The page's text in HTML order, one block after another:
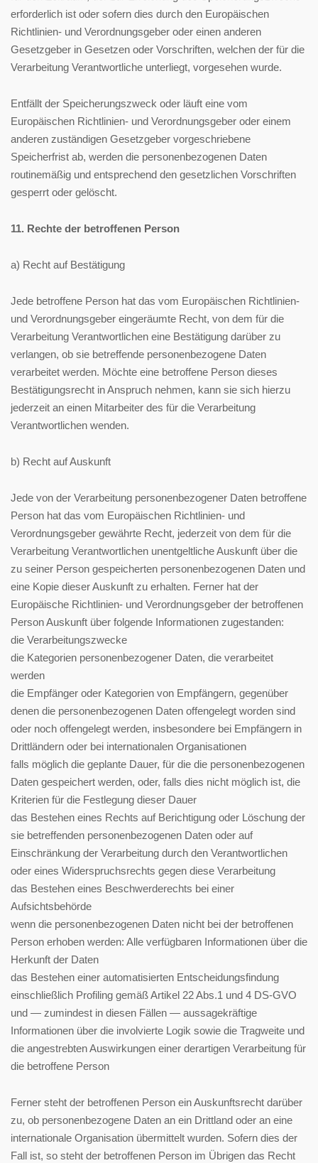
erforderlich ist oder sofern dies durch den Europäischen
Richtlinien- und Verordnungsgeber oder einen anderen
Gesetzgeber in Gesetzen oder Vorschriften, welchen der für die
Verarbeitung Verantwortliche unterliegt, vorgesehen wurde.
Entfällt der Speicherungszweck oder läuft eine vom
Europäischen Richtlinien- und Verordnungsgeber oder einem
anderen zuständigen Gesetzgeber vorgeschriebene
Speicherfrist ab, werden die personenbezogenen Daten
routinemäßig und entsprechend den gesetzlichen Vorschriften
gesperrt oder gelöscht.
11. Rechte der betroffenen Person
a) Recht auf Bestätigung
Jede betroffene Person hat das vom Europäischen Richtlinien-
und Verordnungsgeber eingeräumte Recht, von dem für die
Verarbeitung Verantwortlichen eine Bestätigung darüber zu
verlangen, ob sie betreffende personenbezogene Daten
verarbeitet werden. Möchte eine betroffene Person dieses
Bestätigungsrecht in Anspruch nehmen, kann sie sich hierzu
jederzeit an einen Mitarbeiter des für die Verarbeitung
Verantwortlichen wenden.
b) Recht auf Auskunft
Jede von der Verarbeitung personenbezogener Daten betroffene
Person hat das vom Europäischen Richtlinien- und
Verordnungsgeber gewährte Recht, jederzeit von dem für die
Verarbeitung Verantwortlichen unentgeltliche Auskunft über die
zu seiner Person gespeicherten personenbezogenen Daten und
eine Kopie dieser Auskunft zu erhalten. Ferner hat der
Europäische Richtlinien- und Verordnungsgeber der betroffenen
Person Auskunft über folgende Informationen zugestanden:
die Verarbeitungszwecke
die Kategorien personenbezogener Daten, die verarbeitet
werden
die Empfänger oder Kategorien von Empfängern, gegenüber
denen die personenbezogenen Daten offengelegt worden sind
oder noch offengelegt werden, insbesondere bei Empfängern in
Drittländern oder bei internationalen Organisationen
falls möglich die geplante Dauer, für die die personenbezogenen
Daten gespeichert werden, oder, falls dies nicht möglich ist, die
Kriterien für die Festlegung dieser Dauer
das Bestehen eines Rechts auf Berichtigung oder Löschung der
sie betreffenden personenbezogenen Daten oder auf
Einschränkung der Verarbeitung durch den Verantwortlichen
oder eines Widerspruchsrechts gegen diese Verarbeitung
das Bestehen eines Beschwerderechts bei einer
Aufsichtsbehörde
wenn die personenbezogenen Daten nicht bei der betroffenen
Person erhoben werden: Alle verfügbaren Informationen über die
Herkunft der Daten
das Bestehen einer automatisierten Entscheidungsfindung
einschließlich Profiling gemäß Artikel 22 Abs.1 und 4 DS-GVO
und — zumindest in diesen Fällen — aussagekräftige
Informationen über die involvierte Logik sowie die Tragweite und
die angestrebten Auswirkungen einer derartigen Verarbeitung für
die betroffene Person
Ferner steht der betroffenen Person ein Auskunftsrecht darüber
zu, ob personenbezogene Daten an ein Drittland oder an eine
internationale Organisation übermittelt wurden. Sofern dies der
Fall ist, so steht der betroffenen Person im Übrigen das Recht